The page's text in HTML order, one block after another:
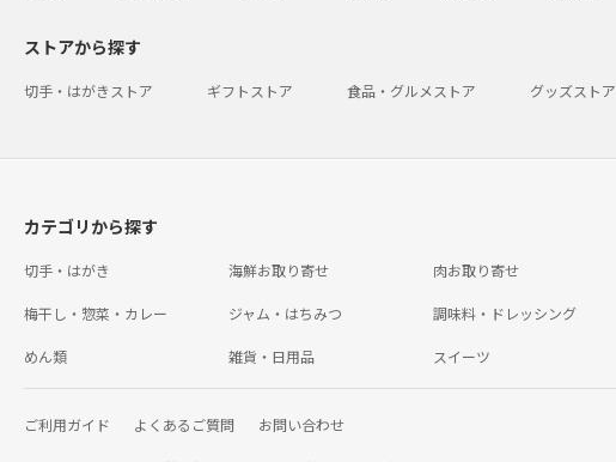
ストアから探す
切手・はがきストア ギフトストア 食品・グルメストア グッズストア
カテゴリから探す
切手・はがき 海鮮お取り寄せ 肉お取り寄せ
梅干し・惣菜・カレー ジャム・はちみつ 調味料・ドレッシング
めん類 雑貨・日用品 スイーツ
ご利用ガイド よくあるご質問 お問い合わせ